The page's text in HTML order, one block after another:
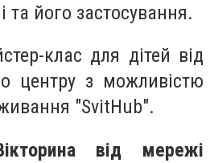
та його застосування.
клас для дітей від
центру з можливістю
"SvitHub".
від мережі